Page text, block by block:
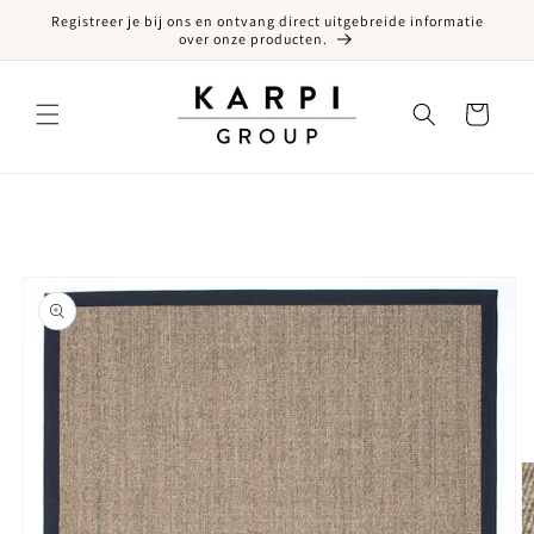
naar de content
Registreer je bij ons en ontvang direct uitgebreide informatie
over onze producten.
Winkelwagen
naar productinformatie